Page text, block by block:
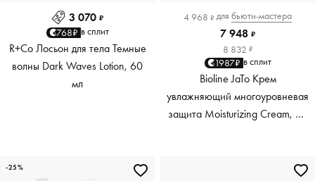
3 070 ₽
768₽ в сплит
R+Co Лосьон для тела Темные
волны Dark Waves Lotion, 60
мл
4 968 ₽ для бьюти-мастера
7 948 ₽
8 832 ₽
1987₽ в сплит
Bioline JaTo Крем
увлажняющий многоуровневая
защита Moisturizing Cream, 50
-25%